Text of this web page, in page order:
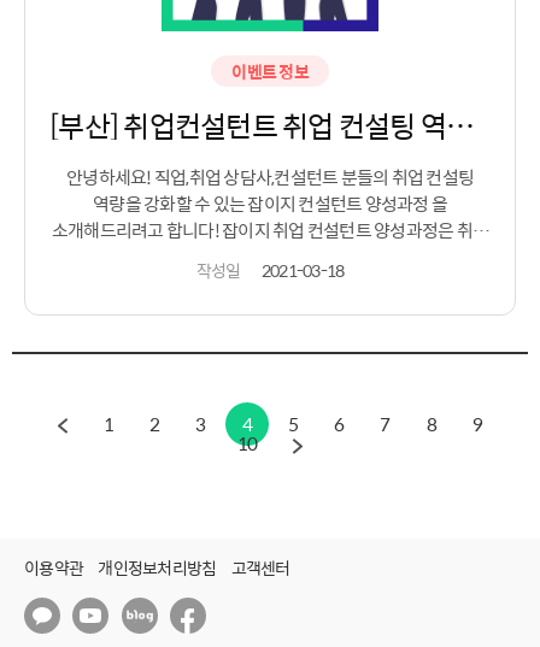
변화하고 있는 요즘, 직업에 대한 선호도에도 많은 변화가 있는
이벤트 정보
[부산] 취업컨설턴트 취업 컨설팅 역량 강화를 위한 클래스!
안녕하세요! 직업,취업 상담사,컨설턴트 분들의 취업 컨설팅
역량을 강화할 수 있는 잡이지 컨설턴트 양성과정 을
소개해드리려고 합니다! 잡이지 취업 컨설턴트 양성과정은 취업
컨설팅 역량을 강화하고 싶다면 참여가 가능한데요. ​ 3월 27일
토요일부터 - 28일 일요일 am 10:00 - pm 06:30 까지 이틀간
진행이 됩니다. ​ 선착순 15명 모집이니까 관심이 있다면 신청을
내용으로 구성하여 강의가 진행됩니다. ​ 실력있는 강사진 분들을
공유해보실 수 있습니다! 신청기간은 21년 3월 25일
목요일까지! 온라인신청 bit.ly/jobeasyctc 로 신청해주시면
통해 어떤 직무,직업이 적합한지 ai가 분석하여 알려주고 이력서,
자소서 작성 및 관리도 가능합니다. ​ 또한 ai가 분석하여 알려준
종합보고서를 토대로 취업 컨설턴트에게 비대면 컨설팅으로
작성일 2021-03-18
1 2 3 4 5 6 7 8 9
10
이용약관 개인정보처리방침 고객센터